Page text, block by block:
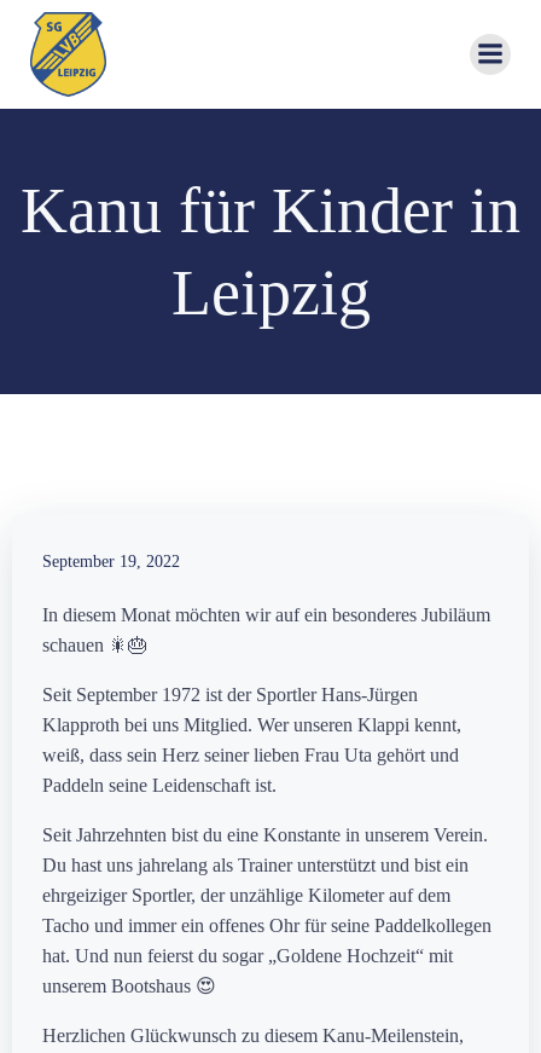
Kanu für Kinder in
Leipzig
September 19, 2022
In diesem Monat möchten wir auf ein besonderes Jubiläum
schauen 🎇🎂
Seit September 1972 ist der Sportler Hans-Jürgen
Klapproth bei uns Mitglied. Wer unseren Klappi kennt,
weiß, dass sein Herz seiner lieben Frau Uta gehört und
Paddeln seine Leidenschaft ist.
Seit Jahrzehnten bist du eine Konstante in unserem Verein.
Du hast uns jahrelang als Trainer unterstützt und bist ein
ehrgeiziger Sportler, der unzählige Kilometer auf dem
Tacho und immer ein offenes Ohr für seine Paddelkollegen
hat. Und nun feierst du sogar „Goldene Hochzeit“ mit
unserem Bootshaus 😍
Herzlichen Glückwunsch zu diesem Kanu-Meilenstein,